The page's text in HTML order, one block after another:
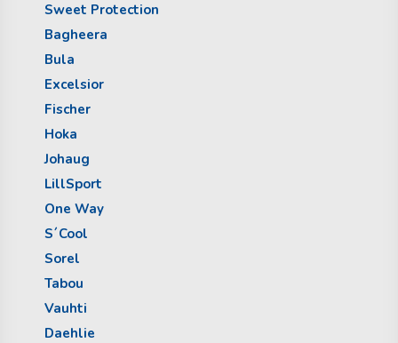
Sweet Protection
Bagheera
Bula
Excelsior
Fischer
Hoka
Johaug
LillSport
One Way
S´Cool
Sorel
Tabou
Vauhti
Daehlie